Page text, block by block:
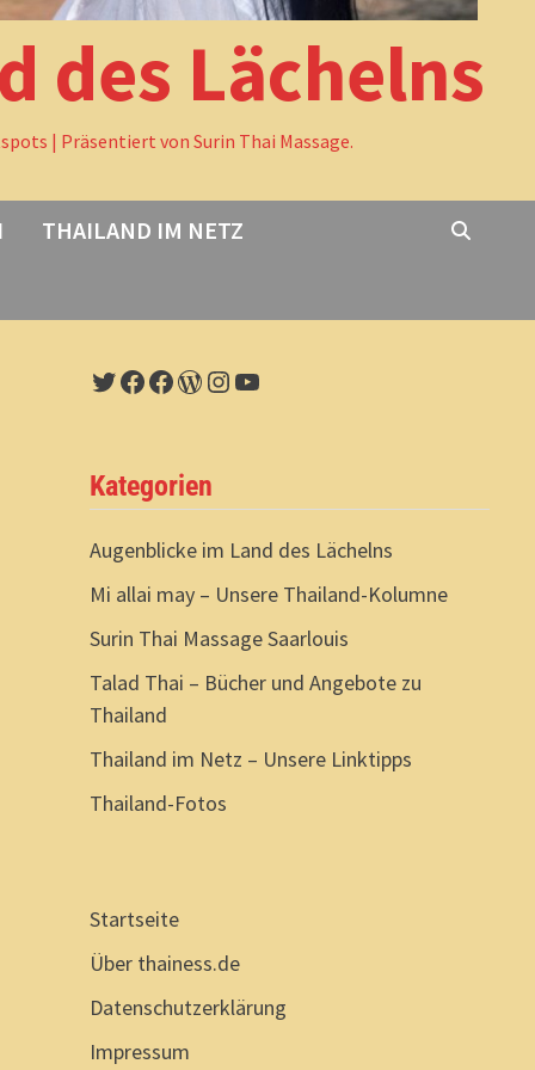
des Lächelns
| Präsentiert von Surin Thai Massage.
THAILAND IM NETZ
Twitter
Facebook
Facebook
WordPress
Instagram
YouTube
Kategorien
Augenblicke im Land des Lächelns
Mi allai may – Unsere Thailand-Kolumne
Surin Thai Massage Saarlouis
Talad Thai – Bücher und Angebote zu
Thailand
Thailand im Netz – Unsere Linktipps
Thailand-Fotos
Startseite
Über thainess.de
Datenschutzerklärung
Impressum